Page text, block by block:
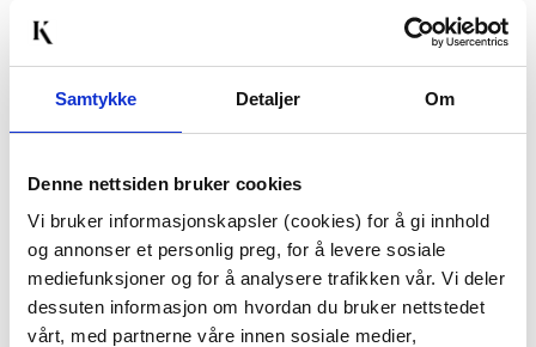
Samtykke Detaljer Om
Denne nettsiden bruker cookies
Vi bruker informasjonskapsler (cookies) for å gi innhold
og annonser et personlig preg, for å levere sosiale
mediefunksjoner og for å analysere trafikken vår. Vi deler
dessuten informasjon om hvordan du bruker nettstedet
vårt, med partnerne våre innen sosiale medier,
399,00
KJØP